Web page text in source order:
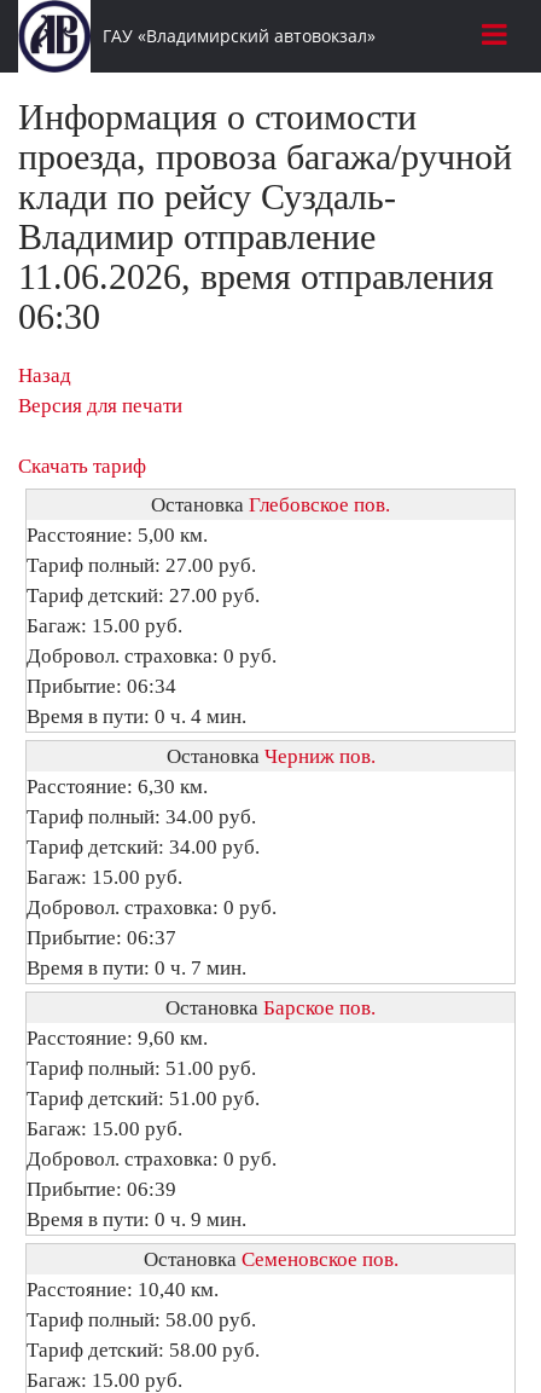
ГАУ «Владимирский автовокзал»
Информация о стоимости
проезда, провоза багажа/ручной
клади по рейсу Суздаль-
Владимир отправление
11.06.2026, время отправления
06:30
Назад
Версия для печати
Скачать тариф
Остановка Глебовское пов.
Расстояние: 5,00 км.
Тариф полный: 27.00 руб.
Тариф детский: 27.00 руб.
Багаж: 15.00 руб.
Добровол. страховка: 0 руб.
Прибытие: 06:34
Время в пути: 0 ч. 4 мин.
Остановка Черниж пов.
Расстояние: 6,30 км.
Тариф полный: 34.00 руб.
Тариф детский: 34.00 руб.
Багаж: 15.00 руб.
Добровол. страховка: 0 руб.
Прибытие: 06:37
Время в пути: 0 ч. 7 мин.
Остановка Барское пов.
Расстояние: 9,60 км.
Тариф полный: 51.00 руб.
Тариф детский: 51.00 руб.
Багаж: 15.00 руб.
Добровол. страховка: 0 руб.
Прибытие: 06:39
Время в пути: 0 ч. 9 мин.
Остановка Семеновское пов.
Расстояние: 10,40 км.
Тариф полный: 58.00 руб.
Тариф детский: 58.00 руб.
Багаж: 15.00 руб.